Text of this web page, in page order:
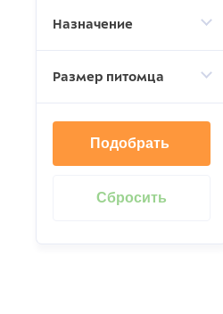
Назначение
Размер питомца
Подобрать